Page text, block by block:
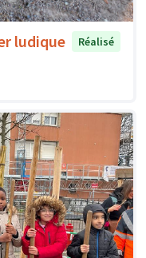
ludique
Réalisé